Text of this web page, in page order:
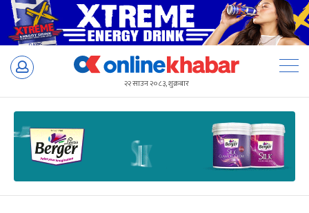
Skip
२२ साउन २०८३, शुक्रबार